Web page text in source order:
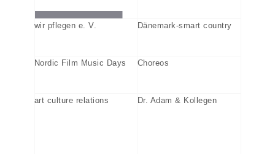
wir pflegen e. V. Dänemark-smart country
Nordic Film Music Days Choreos
art culture relations Dr. Adam & Kollegen